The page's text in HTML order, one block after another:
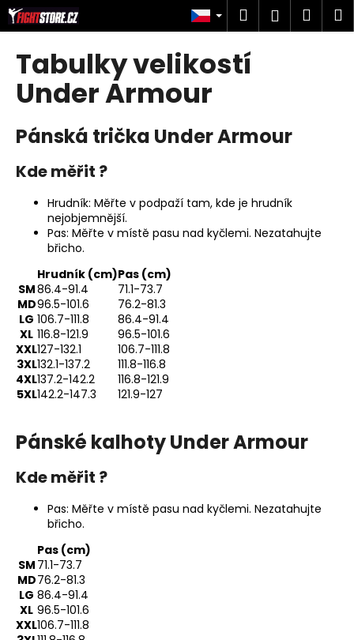
Přejít
na
obsah
Hledat
Tabulky velikostí
Under Armour
Pánská trička Under Armour
Kde měřit ?
Hrudník: Měřte v podpaží tam, kde je hrudník
nejobjemnější.
Pas: Měřte v místě pasu nad kyčlemi. Nezatahujte
břicho.
Hrudník (cm)Pas (cm)
SM86.4-91.4
71.1-73.7
MD96.5-101.6
76.2-81.3
LG 106.7-111.8
86.4-91.4
XL 116.8-121.9
96.5-101.6
XXL127-132.1
106.7-111.8
3XL132.1-137.2
111.8-116.8
4XL137.2-142.2
116.8-121.9
5XL142.2-147.3 121.9-127
Pánské kalhoty Under Armour
Kde měřit ?
Pas: Měřte v místě pasu nad kyčlemi. Nezatahujte
břicho.
Pas (cm)
SM 71.1-73.7
MD76.2-81.3
LG 86.4-91.4
XL 96.5-101.6
XXL106.7-111.8
K
o
C
o
p
o
t
e
t
e
n
a
j
t
?
D
o